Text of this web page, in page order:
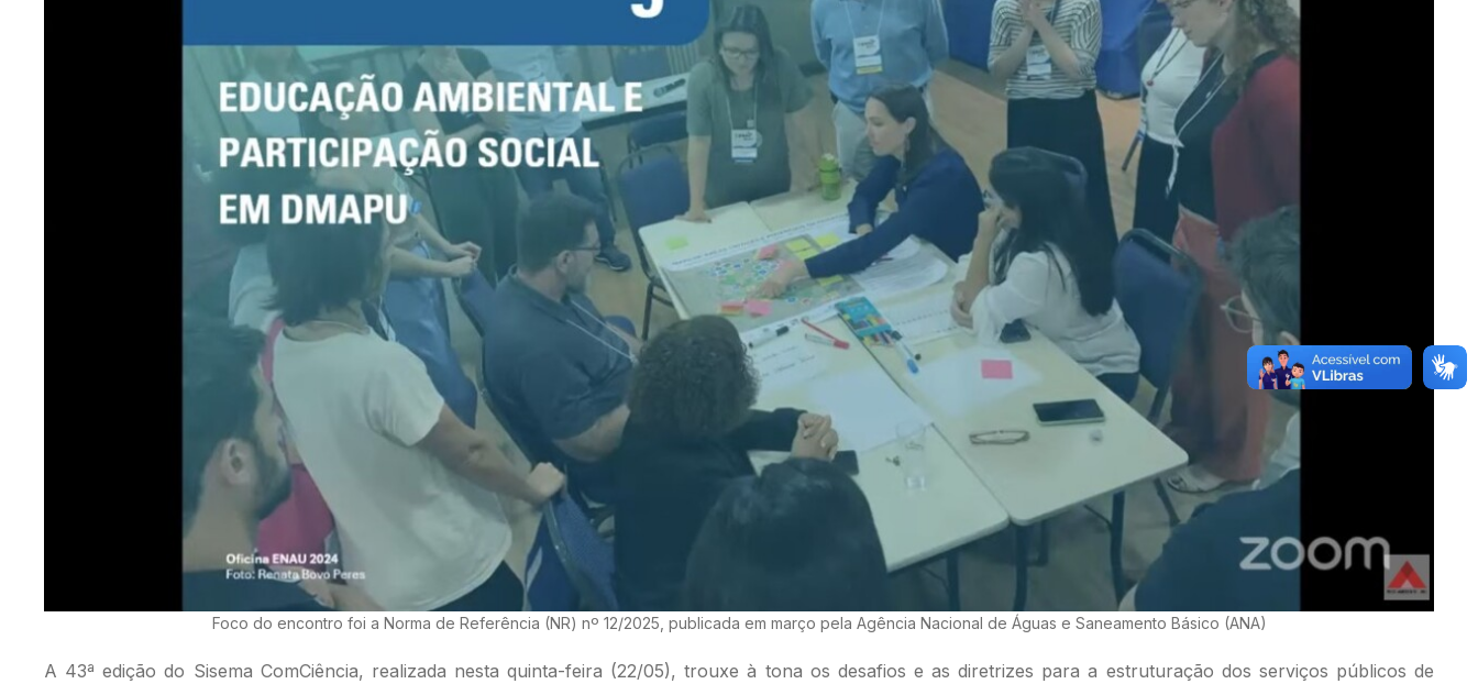
Foco do encontro foi a Norma de Referência (NR) nº 12/2025, publicada em março pela Agência Nacional de Águas e Saneamento Básico (ANA)
A 43ª edição do Sisema ComCiência, realizada nesta quinta-feira (22/05), trouxe à tona os desafios e as diretrizes para a estruturação dos serviços públicos de